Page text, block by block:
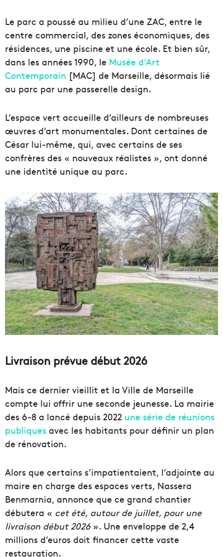
Le parc a poussé au milieu d’une ZAC, entre le
centre commercial, des zones économiques, des
résidences, une piscine et une école. Et bien sûr,
dans les années 1990, le Musée d’Art
Contemporain [MAC] de Marseille, désormais lié
au parc par une passerelle design.
L’espace vert accueille d’ailleurs de nombreuses
œuvres d’art monumentales. Dont certaines de
César lui-même, qui, avec certains de ses
confrères des « nouveaux réalistes », ont donné
une identité unique au parc.
Livraison prévue début 2026
Mais ce dernier vieillit et la Ville de Marseille
compte lui offrir une seconde jeunesse. La mairie
des 6-8 a lancé depuis 2022 une série de réunions
publiques avec les habitants pour définir un plan
de rénovation.
Alors que certains s’impatientaient, l’adjointe au
maire en charge des espaces verts, Nassera
Benmarnia, annonce que ce grand chantier
débutera « cet été, autour de juillet, pour une
livraison début 2026 ». Une enveloppe de 2,4
millions d’euros doit financer cette vaste
restauration.